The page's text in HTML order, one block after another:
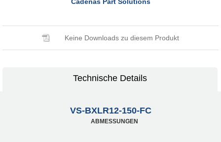
Keine Downloads zu diesem Produkt
Technische Details
VS-BXLR12-150-FC
ABMESSUNGEN